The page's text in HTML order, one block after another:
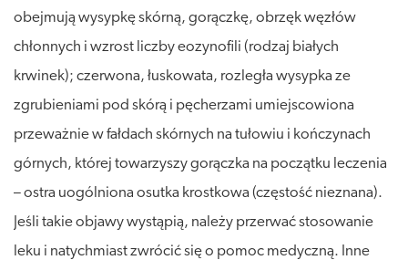
obejmują wysypkę skórną, gorączkę, obrzęk węzłów
chłonnych i wzrost liczby eozynofili (rodzaj białych
krwinek); czerwona, łuskowata, rozległa wysypka ze
zgrubieniami pod skórą i pęcherzami umiejscowiona
przeważnie w fałdach skórnych na tułowiu i kończynach
górnych, której towarzyszy gorączka na początku leczenia
– ostra uogólniona osutka krostkowa (częstość nieznana).
Jeśli takie objawy wystąpią, należy przerwać stosowanie
leku i natychmiast zwrócić się o pomoc medyczną. Inne